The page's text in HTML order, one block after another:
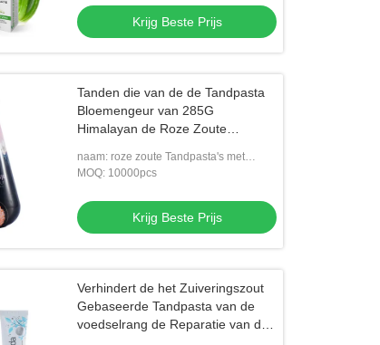
Krijg Beste Prijs
Tanden die van de de Tandpasta
Bloemengeur van 285G
Himalayan de Roze Zoute
naam: roze zoute Tandpasta's met
pompfles
MOQ: 10000pcs
Krijg Beste Prijs
Verhindert de het Zuiveringszout
Gebaseerde Tandpasta van de
voedselrang de Reparatie van de